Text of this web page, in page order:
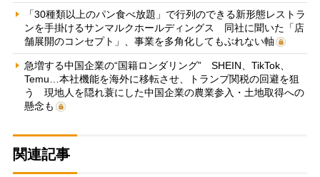
「30種類以上のパン食べ放題」で行列のできる新形態レストラ
ンを手掛けるサンマルクホールディングス 同社に聞いた「店
舗展開のコンセプト」、事業を多角化してもぶれない軸
急増する中国企業の“国籍ロンダリング” SHEIN、TikTok、
Temu…本社機能を海外に移転させ、トランプ関税の回避を狙
う 現地人を隠れ蓑にした中国企業の農業参入・土地取得への
懸念も
関連記事